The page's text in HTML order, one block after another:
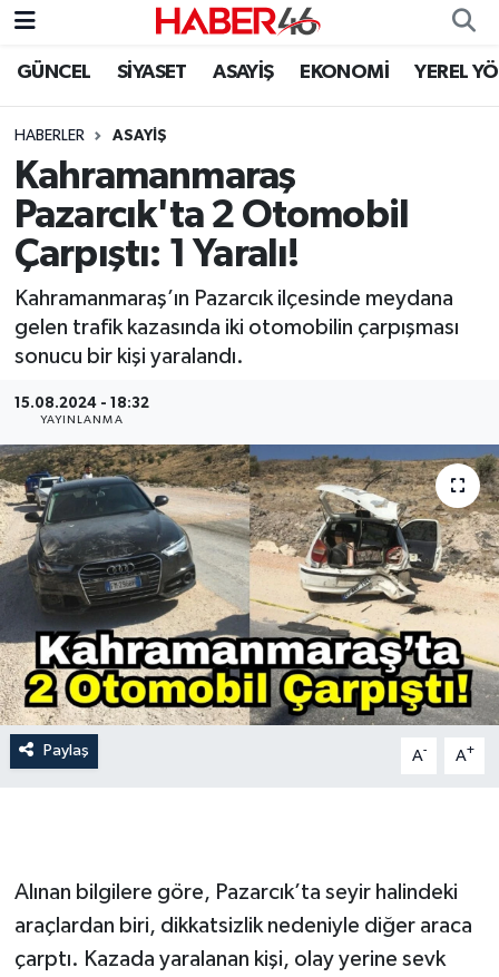
GÜNCEL SİYASET ASAYİŞ EKONOMİ YEREL
HABERLER ASAYİŞ
Kahramanmaraş
Pazarcık'ta 2 Otomobil
Çarpıştı: 1 Yaralı!
Kahramanmaraş’ın Pazarcık ilçesinde meydana
gelen trafik kazasında iki otomobilin çarpışması
sonucu bir kişi yaralandı.
15.08.2024 - 18:32
YAYINLANMA
Paylaş A- A+
Alınan bilgilere göre, Pazarcık’ta seyir halindeki
araçlardan biri, dikkatsizlik nedeniyle diğer araca
çarptı. Kazada yaralanan kişi, olay yerine sevk
GÜNCEL
SİYASET
EKONOMİ
SPOR
YAŞAM
TEKNOLOJİ
SAĞLIK
EĞİTİM
İLÇE HABERLERİ
KÜLTÜR-SANAT
KSÜ
DÜNYA
ROPORTAJ
KADIN-AİLE
YEREL YÖNETİM
Nöbetçi Eczaneler
Hava Durumu
Kahramanmaraş Namaz Vakitleri
Trafik Durumu
Süper Lig Puan Durumu ve Fikstür
Tüm Manşetler
Son Dakika Haberleri
Haber Arşivi